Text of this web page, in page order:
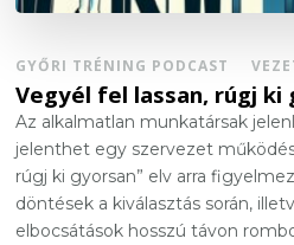
GYŐRI TRÉNING PODCAST
Vegyél fel lassan, rúgj ki
Az alkalmatlan munkatársak
jelenthet egy szervezet
rúgj ki gyorsan” elv arra
döntések a kiválasztás során,
elbocsátások hosszú távon